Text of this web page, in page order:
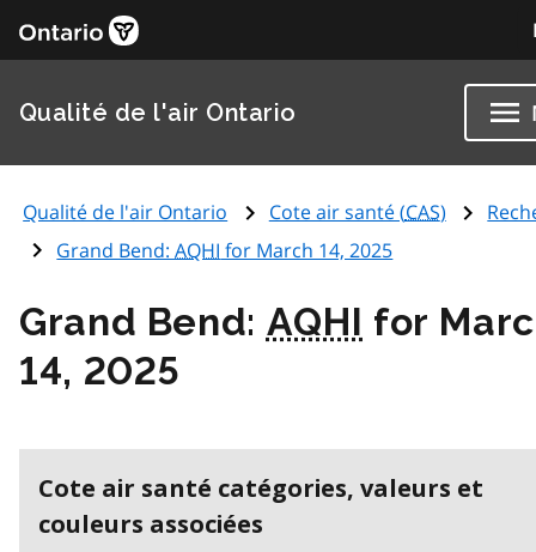
Qualité de l'air Ontario
Qualité de l'air Ontario Cote air santé (CAS)
Grand Bend:AQHI for March 14, 2025
Grand Bend: AQHI for
14, 2025
Cote air santé catégories, valeurs et
couleurs associées